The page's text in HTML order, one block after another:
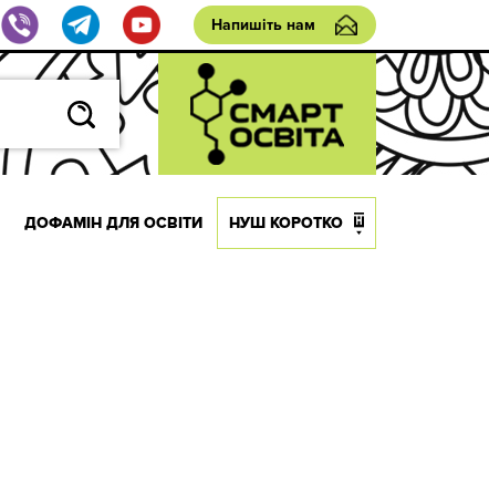
Напишіть нам
ДОФАМІН ДЛЯ ОСВІТИ НУШ КОРОТКО